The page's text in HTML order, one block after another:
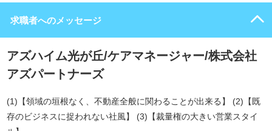
求職者へのメッセージ
アズハイム光が丘/ケアマネージャー/株式会社
アズパートナーズ
(1)【領域の垣根なく、不動産全般に関わることが出来る】 (2)【既
存のビジネスに捉われない社風】 (3)【裁量権の大きい営業スタイ